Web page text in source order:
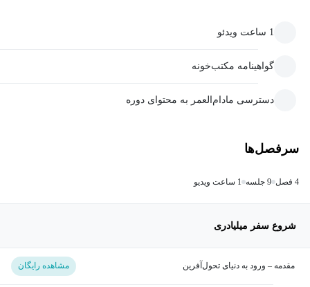
1 ساعت ویدئو
گواهینامه مکتب‌خونه
دسترسی مادام‌العمر به محتوای دوره
سرفصل‌ها
4 فصل 9 جلسه 1 ساعت ویدیو
شروع سفر میلیادری
مقدمه – ورود به دنیای تحول‌آفرین مشاهده رایگان